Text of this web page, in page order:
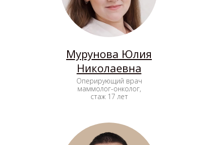
Мурунова Юлия
Николаевна
Оперирующий врач
маммолог-онколог,
стаж 17 лет